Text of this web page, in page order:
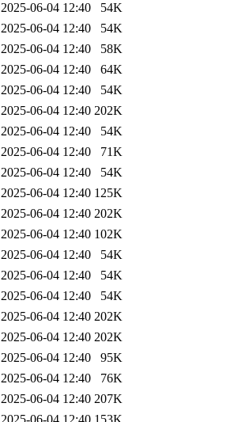
2025-06-04 12:40
54K
2025-06-04 12:40
54K
2025-06-04 12:40
58K
2025-06-04 12:40
64K
2025-06-04 12:40
54K
2025-06-04 12:40 202K
2025-06-04 12:40
54K
2025-06-04 12:40
71K
2025-06-04 12:40
54K
2025-06-04 12:40 125K
2025-06-04 12:40 202K
2025-06-04 12:40 102K
2025-06-04 12:40
54K
2025-06-04 12:40
54K
2025-06-04 12:40
54K
2025-06-04 12:40 202K
2025-06-04 12:40 202K
2025-06-04 12:40
95K
2025-06-04 12:40
76K
2025-06-04 12:40 207K